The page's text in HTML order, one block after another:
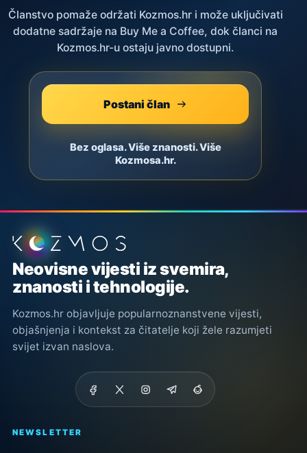
Članstvo pomaže održati Kozmos.hr i može uključivati
dodatne sadržaje na Buy Me a Coffee, dok članci na
Kozmos.hr-u ostaju javno dostupni.
Postani član
Bez oglasa. Više znanosti. Više
Kozmosa.hr.
Podnožje stranice
Neovisne vijesti iz svemira,
znanosti i tehnologije.
Kozmos.hr objavljuje popularnoznanstvene vijesti,
objašnjenja i kontekst za čitatelje koji žele razumjeti
svijet izvan naslova.
NEWSLETTER